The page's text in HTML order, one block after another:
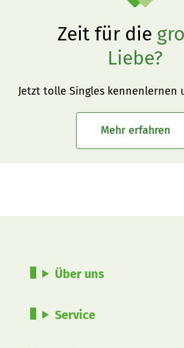
Zeit für die
Liebe?
Jetzt tolle Singles kennenlernen
Mehr erfahren
Über uns
Service